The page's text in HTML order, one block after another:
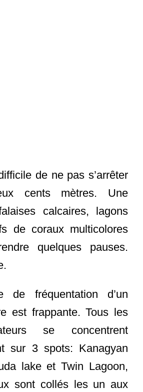
de ne pas s’arrêter
cents mètres. Une
calcaires, lagons
de coraux multicolores
quelques pauses.
de fréquentation d’un
est frappante. Tous les
se concentrent
sur 3 spots: Kanagyan
lake et Twin Lagoon,
sont collés les un aux